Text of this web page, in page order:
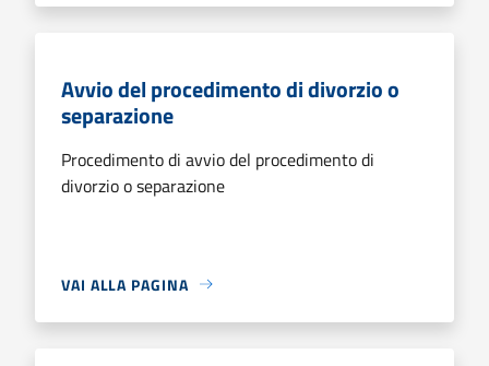
Avvio del procedimento di divorzio o
separazione
Procedimento di avvio del procedimento di
divorzio o separazione
VAI ALLA PAGINA